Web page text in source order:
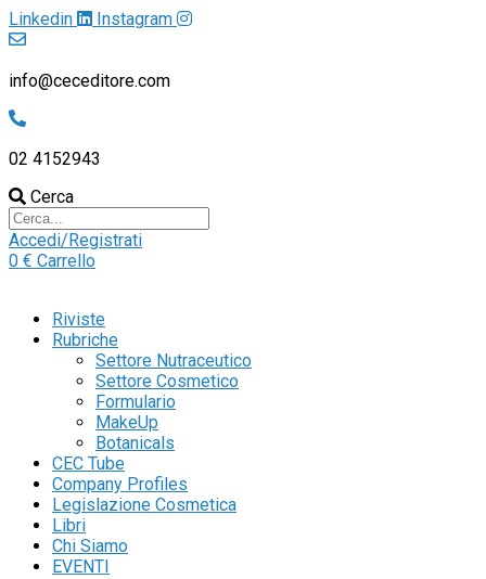
Linkedin Instagram
info@ceceditore.com
02 4152943
Cerca
Accedi/Registrati
0 € Carrello
Riviste
Rubriche
Settore Nutraceutico
Settore Cosmetico
Formulario
MakeUp
Botanicals
CEC Tube
Company Profiles
Legislazione Cosmetica
Libri
Chi Siamo
EVENTI